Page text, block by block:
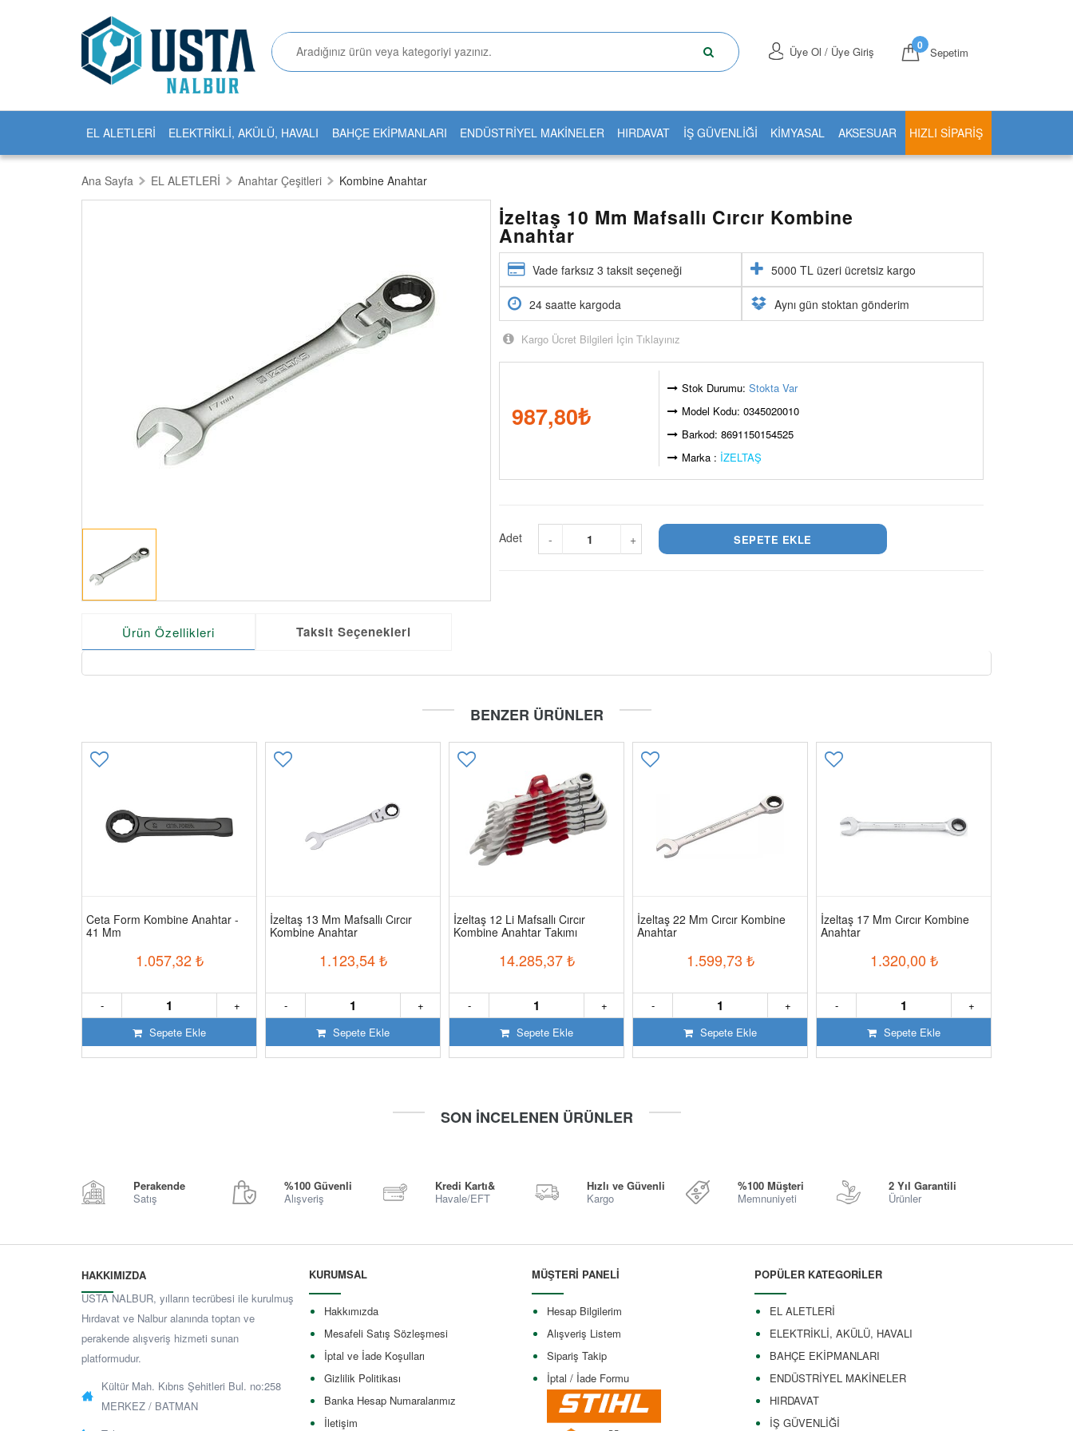
Sepetim
0
Üye Ol / Üye Giriş
EL ALETLERİ ELEKTRİKLİ, AKÜLÜ, HAVALI BAHÇE EKİPMANLARI ENDÜSTRİYEL MAKİNELER HIRDAVAT İŞ GÜVENLİĞİ KİMYASAL AKSESUAR HIZLI SIPARIŞ
Ana Sayfa EL ALETLERİ Anahtar Çeşitleri Kombine Anahtar
İzeltaş 10 Mm Mafsallı Cırcır Kombine
Anahtar
Vade farksız 3 taksit seçeneği 5000 TL üzeri ücretsiz kargo
24 saatte kargoda Aynı gün stoktan gönderim
Kargo Ücret Bilgileri İçin Tıklayınız
987,80₺
Stok Durumu: Stokta Var
Model Kodu: 0345020010
Barkod: 8691150154525
Marka : İZELTAŞ
Adet +
-
Ürün Özellikleri Taksit Seçenekleri
BENZER ÜRÜNLER
Ceta Form Kombine Anahtar -
41 Mm
1.057,32₺
+
-
Sepete Ekle
İzeltaş 13 Mm Mafsallı Cırcır
Kombine Anahtar
1.123,54₺
+
-
Sepete Ekle
İzeltaş 12 Li Mafsallı Cırcır
Kombine Anahtar Takımı
14.285,37₺
+
-
Sepete Ekle
İzeltaş 22 Mm Cırcır Kombine
Anahtar
1.599,73 ₺
+
-
Sepete Ekle
İzeltaş 17 Mm Cırcır Kombine
Anahtar
1.320,00 ₺
+
-
Sepete Ekle
SON İNCELENEN ÜRÜNLER
Perakende
Satış
%100 Güvenli
Alışveriş
Kredi Kartı&
Havale/EFT
Hızlı ve Güvenli
Kargo
%100 Müşteri
Memnuniyeti
2 Yıl Garantili
Ürünler
HAKKIMIZDA
USTA NALBUR, yılların tecrübesi ile kurulmuş
Hırdavat ve Nalbur alanında toptan ve
perakende alışveriş hizmeti sunan
platformudur.
Kültür Mah. Kıbrıs Şehitleri Bul. no:258
MERKEZ / BATMAN
KURUMSAL
Hakkımızda
Mesafeli Satış Sözleşmesi
İptal ve İade Koşulları
Gizlilik Politikası
Banka Hesap Numaralarımız
İletişim
MÜŞTERİ PANELİ
Hesap Bilgilerim
Alışveriş Listem
Sipariş Takip
İptal / İade Formu
POPÜLER KATEGORİLER
EL ALETLERİ
ELEKTRİKLİ, AKÜLÜ, HAVALI
BAHÇE EKİPMANLARI
ENDÜSTRİYEL MAKİNELER
HIRDAVAT
İŞ GÜVENLİĞİ